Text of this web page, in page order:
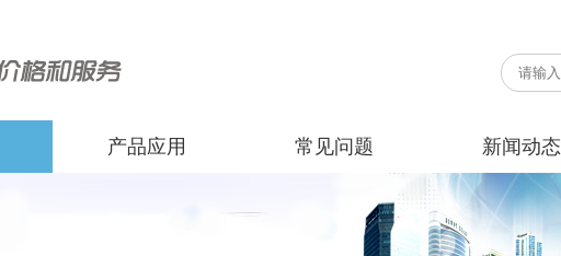
产品应用 常见问题 新闻动态